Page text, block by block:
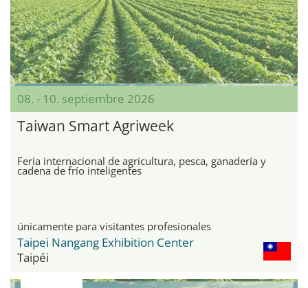
08. - 10. septiembre 2026
Taiwan Smart Agriweek
Feria internacional de agricultura, pesca, ganadería y
cadena de frío inteligentes
únicamente para visitantes profesionales
Taipei Nangang Exhibition Center
Taipéi